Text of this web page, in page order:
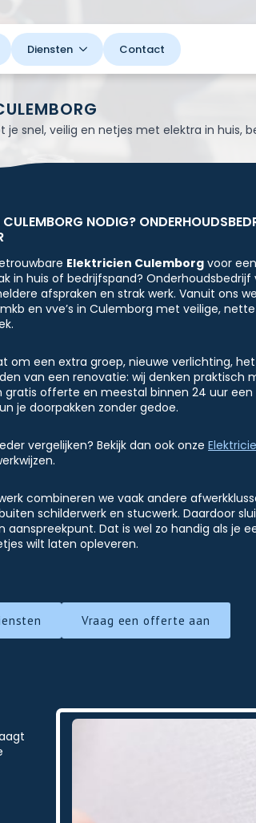
Diensten Contact
snel, veilig en netjes met elektra in huis,
CULEMBORG NODIG?
Elektricien Culemborg voor
in huis of bedrijfspand?
afspraken en strak werk. Vanuit ons
en vve’s in Culemborg met veilige,
om een extra groep, nieuwe verlichting,
van een renovatie: wij denken praktisch
gratis offerte en meestal binnen 24 uur een
je doorpakken zonder gedoe.
vergelijken? Bekijk dan ook onze
combineren we vaak andere
schilderwerk en stucwerk. Daardoor
aanspreekpunt. Dat is wel zo handig als je
wilt laten opleveren.
Vraag een offerte aan